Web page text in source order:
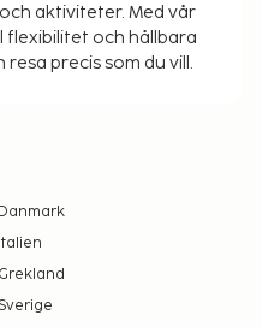
aktiviteter. Med vår
och hållbara
resa precis som du vill.
Danmark
Italien
Grekland
Sverige